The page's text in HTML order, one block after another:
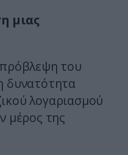
μιας
του
δυνατότητα
λογαριασμού
μέρος της